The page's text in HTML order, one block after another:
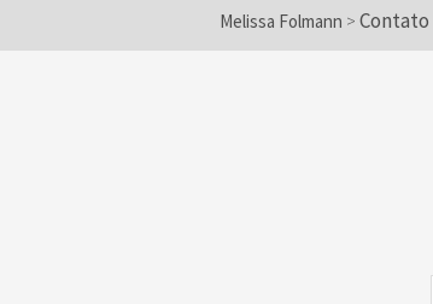
Melissa Folmann > Contato